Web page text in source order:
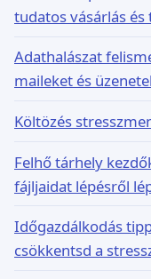
tudatos vásárlás és
Adathalászat
maileket és
Költözés
Felhő tárhely
fájljaidat lépésről
Időgazdálkodás
csökkentsd a